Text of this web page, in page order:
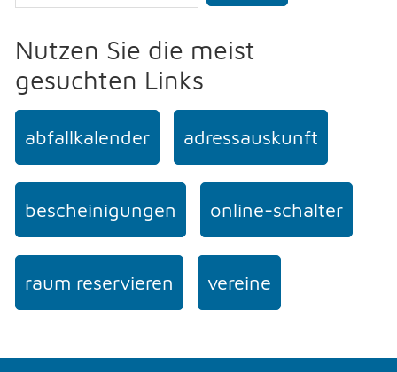
Nutzen Sie die meist
gesuchten Links
abfallkalender adressauskunft
bescheinigungen online-schalter
raum reservieren vereine